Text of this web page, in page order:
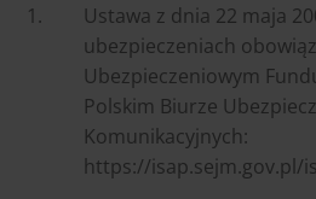
Ustawa z dnia 22 maja
ubezpieczeniach
Ubezpieczeniowym
Polskim Biurze
Komunikacyjnych:
https://isap.sejm.gov.pl/